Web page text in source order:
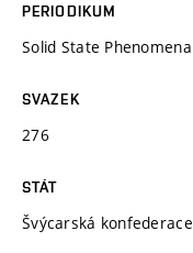
PERIODIKUM
Solid State Phenomena
SVAZEK
276
STÁT
Švýcarská konfederace